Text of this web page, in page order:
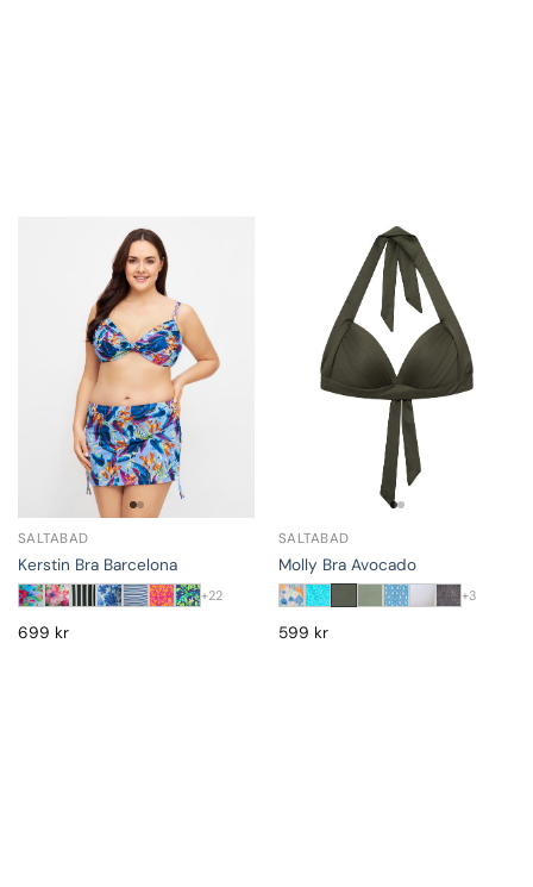
SALTABAD
Kerstin Bra Barcelona
+22
699 kr
SALTABAD
Molly Bra Avocado
+3
599 kr